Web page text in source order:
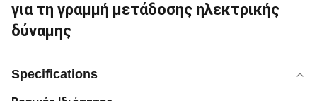
για τη γραμμή μετάδοσης ηλεκτρικής
δύναμης
Specifications